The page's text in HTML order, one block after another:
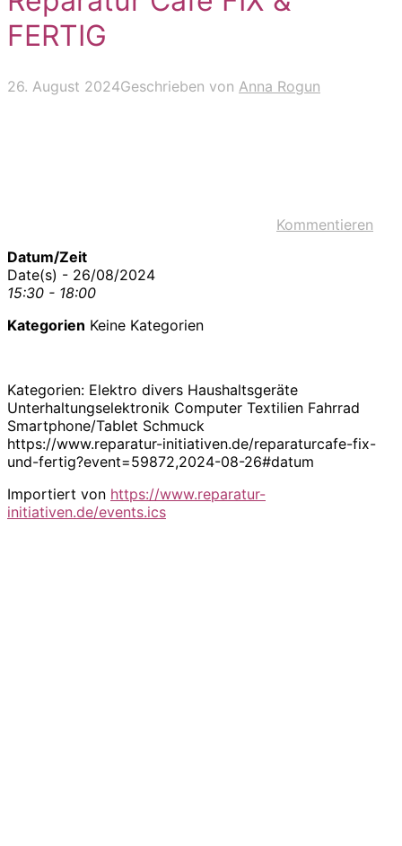
FERTIG
26. August 2024Geschrieben von Anna Rogun
Kommentieren
Datum/Zeit
Date(s) - 26/08/2024
15:30 - 18:00
Kategorien Keine Kategorien
Kategorien: Elektro divers Haushaltsgeräte
Unterhaltungselektronik Computer Textilien Fahrrad
Smartphone/Tablet Schmuck
https://www.reparatur-initiativen.de/reparaturcafe-fix-
und-fertig?event=59872,2024-08-26#datum
Importiert von https://www.reparatur-
initiativen.de/events.ics